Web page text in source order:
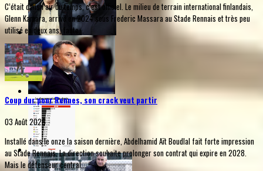
C’était dans l’air du temps, c’est officiel. Le milieu de terrain international finlandais,
Glenn Kamara, arrivé en 2024 sous Frederic Massara au Stade Rennais et très peu
utilisé en deux ans, faute...
Coup dur pour Rennes, son crack veut partir
03 Août 2026
Installé dans le onze la saison dernière, Abdelhamid Aït Boudlal fait forte impression
au Stade Rennais. La direction souhaite prolonger son contrat qui expire en 2028.
Mais le défenseur central...